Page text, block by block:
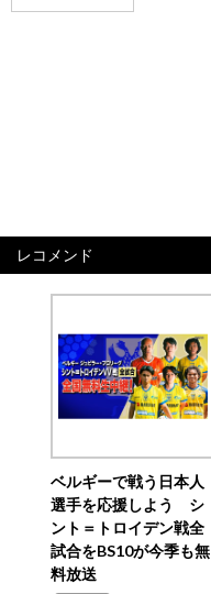
レコメンド
ベルギーで戦う日本人
選手を応援しよう シ
ント＝トロイデン戦全
試合をBS10が今季も無
料放送